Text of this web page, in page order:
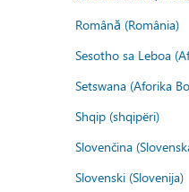
Română (România)
Sesotho sa Leboa
Setswana (Aforika
Shqip (shqipëri)
Slovenčina
Slovenski (Slovenija)